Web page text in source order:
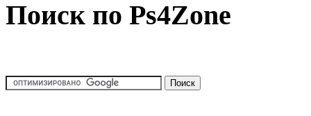
Поиск по Ps4Zone